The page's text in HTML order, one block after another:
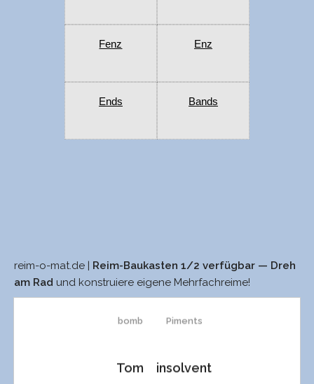
Fenz Enz
Ends Bands
reim-o-mat.de |
Reim-Baukasten 1/2 verfügbar — Dreh
am Rad und konstruiere eigene Mehrfachreime!
bomb
Tom
Piments
insolvent